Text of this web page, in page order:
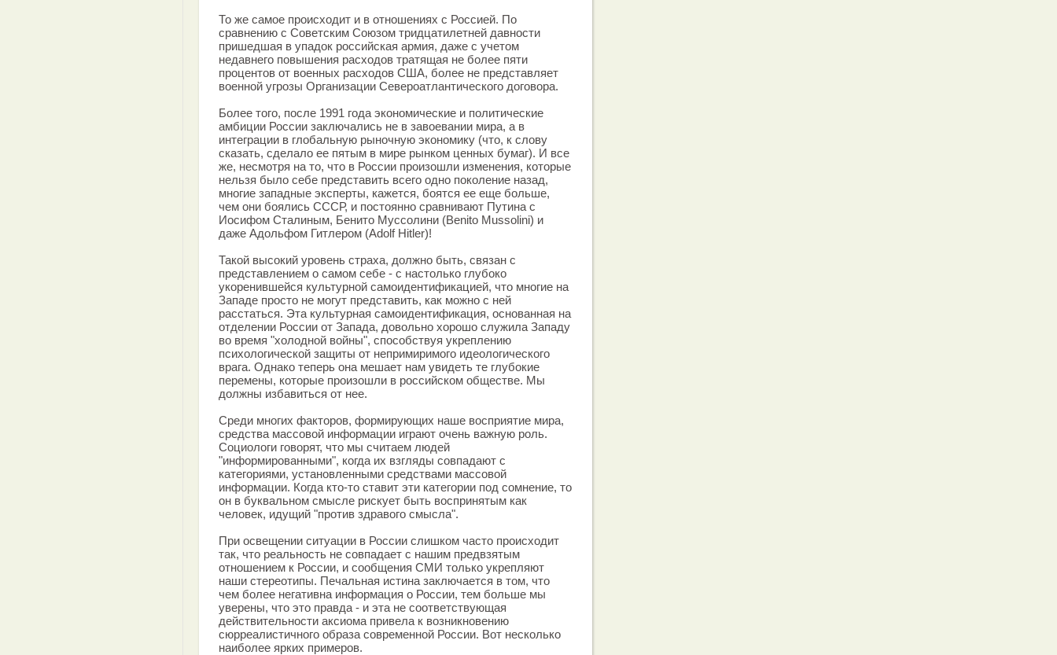
То же самое происходит и в отношениях с Россией. По
сравнению с Советским Союзом тридцатилетней давности
пришедшая в упадок российская армия, даже с учетом
недавнего повышения расходов тратящая не более пяти
процентов от военных расходов США, более не представляет
военной угрозы Организации Североатлантического договора.
Более того, после 1991 года экономические и политические
амбиции России заключались не в завоевании мира, а в
интеграции в глобальную рыночную экономику (что, к слову
сказать, сделало ее пятым в мире рынком ценных бумаг). И все
же, несмотря на то, что в России произошли изменения, которые
нельзя было себе представить всего одно поколение назад,
многие западные эксперты, кажется, боятся ее еще больше,
чем они боялись СССР, и постоянно сравнивают Путина с
Иосифом Сталиным, Бенито Муссолини (Benito Mussolini) и
даже Адольфом Гитлером (Adolf Hitler)!
Такой высокий уровень страха, должно быть, связан с
представлением о самом себе - с настолько глубоко
укоренившейся культурной самоидентификацией, что многие на
Западе просто не могут представить, как можно с ней
расстаться. Эта культурная самоидентификация, основанная на
отделении России от Запада, довольно хорошо служила Западу
во время "холодной войны", способствуя укреплению
психологической защиты от непримиримого идеологического
врага. Однако теперь она мешает нам увидеть те глубокие
перемены, которые произошли в российском обществе. Мы
должны избавиться от нее.
Среди многих факторов, формирующих наше восприятие мира,
средства массовой информации играют очень важную роль.
Социологи говорят, что мы считаем людей
"информированными", когда их взгляды совпадают с
категориями, установленными средствами массовой
информации. Когда кто-то ставит эти категории под сомнение, то
он в буквальном смысле рискует быть воспринятым как
человек, идущий "против здравого смысла".
При освещении ситуации в России слишком часто происходит
так, что реальность не совпадает с нашим предвзятым
отношением к России, и сообщения СМИ только укрепляют
наши стереотипы. Печальная истина заключается в том, что
чем более негативна информация о России, тем больше мы
уверены, что это правда - и эта не соответствующая
действительности аксиома привела к возникновению
сюрреалистичного образа современной России. Вот несколько
наиболее ярких примеров.